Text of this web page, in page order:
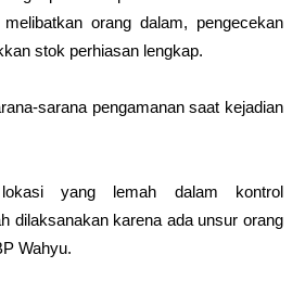
orang dalam, pengecekan
stok perhiasan lengkap.
sarana pengamanan saat kejadian
yang lemah dalam kontrol
dilaksanakan karena ada unsur orang
Wahyu.